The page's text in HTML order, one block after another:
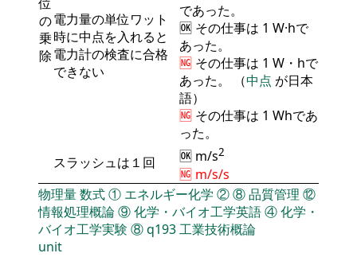
の
乗
除
電力量の単位ワット
時に中点を入れると
電力計の検査に合格
できない
であった。
🆗 その仕事は 1 W·hで
あった。
🆖 その仕事は 1 W・hで
あった。 （中点 が日本
語）
🆖 その仕事は 1 Whであ
った。
スラッシュは１回
🆗 m/s2
🆖 m/s/s
物理量数式① エネルギー化学 ②⑧品質管理 ⑫
情報処理概論⑨化学・バイオ工学英語④化学・
バイオ工学実験 ⑧q193工業技術概論
unit